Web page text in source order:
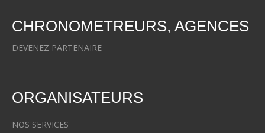
CHRONOMETREURS, AGENCES
DEVENEZ PARTENAIRE
ORGANISATEURS
NOS SERVICES